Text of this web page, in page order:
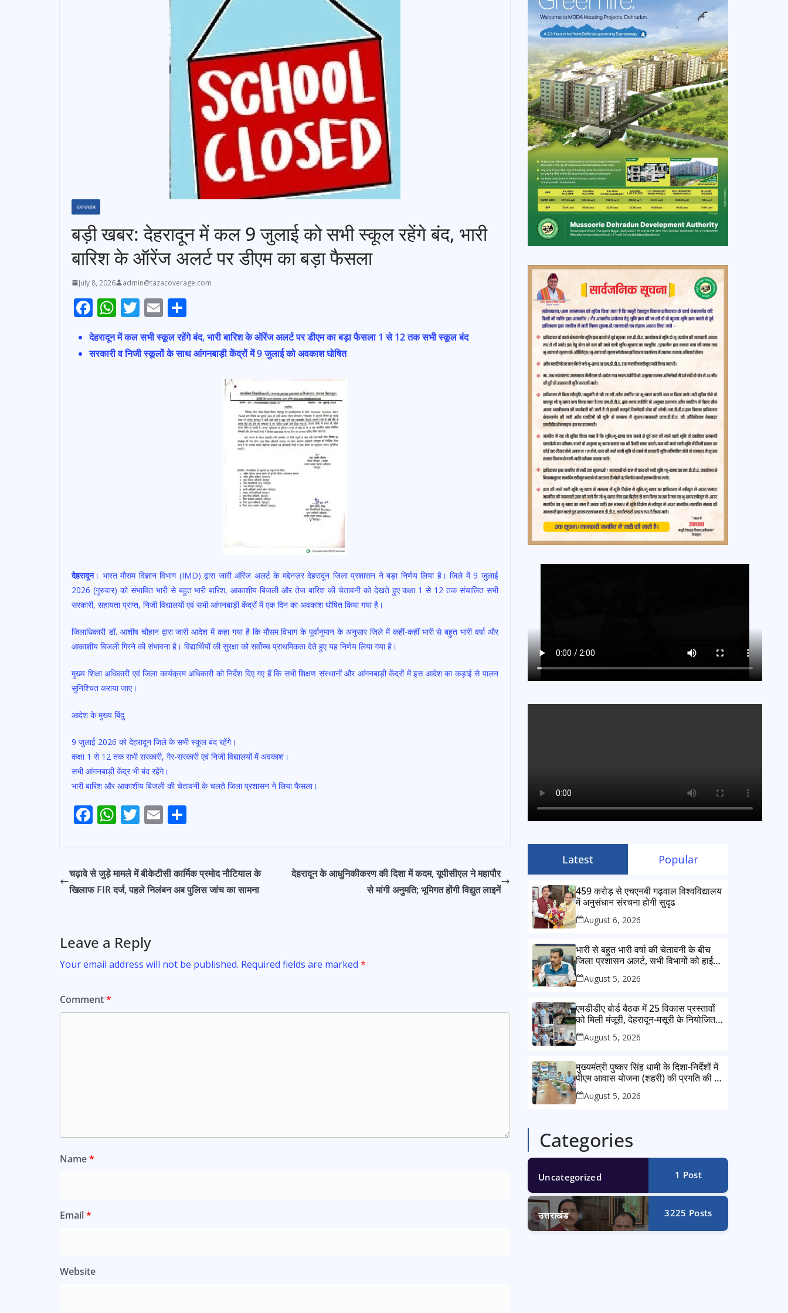
उत्तराखंड
बड़ी खबर: देहरादून में कल 9 जुलाई को सभी स्कूल रहेंगे बंद, भारी
बारिश के ऑरेंज अलर्ट पर डीएम का बड़ा फैसला
July 8, 2026 admin@tazacoverage.com
F
ac
e
b
W
h
at
s
T
w
itt
er
E
m
ai
l
h
ar
e
देहरादून में कल सभी स्कूल रहेंगे बंद, भारी बारिश के ऑरेंज अलर्ट पर डीएम का बड़ा फैसला 1 से 12 तक सभी स्कूल बंद
सरकारी व निजी स्कूलों के साथ आंगनबाड़ी केंद्रों में 9 जुलाई को अवकाश घोषित
देहरादून। भारत मौसम विज्ञान विभाग (IMD) द्वारा जारी ऑरेंज अलर्ट के मद्देनज़र देहरादून जिला प्रशासन ने बड़ा निर्णय लिया है। जिले में 9 जुलाई
2026 (गुरुवार) को संभावित भारी से बहुत भारी बारिश, आकाशीय बिजली और तेज बारिश की चेतावनी को देखते हुए कक्षा 1 से 12 तक संचालित सभी
सरकारी, सहायता प्राप्त, निजी विद्यालयों एवं सभी आंगनबाड़ी केंद्रों में एक दिन का अवकाश घोषित किया गया है।
जिलाधिकारी डॉ. आशीष चौहान द्वारा जारी आदेश में कहा गया है कि मौसम विभाग के पूर्वानुमान के अनुसार जिले में कहीं-कहीं भारी से बहुत भारी वर्षा और
आकाशीय बिजली गिरने की संभावना है। विद्यार्थियों की सुरक्षा को सर्वोच्च प्राथमिकता देते हुए यह निर्णय लिया गया है।
मुख्य शिक्षा अधिकारी एवं जिला कार्यक्रम अधिकारी को निर्देश दिए गए हैं कि सभी शिक्षण संस्थानों और आंगनबाड़ी केंद्रों में इस आदेश का कड़ाई से पालन
सुनिश्चित कराया जाए।
आदेश के मुख्य बिंदु
9 जुलाई 2026 को देहरादून जिले के सभी स्कूल बंद रहेंगे।
कक्षा 1 से 12 तक सभी सरकारी, गैर-सरकारी एवं निजी विद्यालयों में अवकाश।
सभी आंगनबाड़ी केंद्र भी बंद रहेंगे।
भारी बारिश और आकाशीय बिजली की चेतावनी के चलते जिला प्रशासन ने लिया फैसला।
Post
F
b
o
W
s
A
T
er
E
l e
चढ़ावे से जुड़े मामले में बीकेटीसी कार्मिक प्रमोद नौटियाल के
खिलाफ FIR दर्ज, पहले निलंबन अब पुलिस जांच का सामना
देहरादून के आधुनिकीकरण की दिशा में कदम, यूपीसीएल ने महापौर
से मांगी अनुमति; भूमिगत होंगी विद्युत लाइनें
Leave a Reply
Your email address will not be published. Required fields are marked *
Comment*
Name*
Email*
Website
Latest Popular
459 करोड़ से एचएनबी गढ़वाल विश्वविद्यालय
में अनुसंधान संरचना होगी सुदृढ
August 6, 2026
भारी से बहुत भारी वर्षा की चेतावनी के बीच
जिला प्रशासन अलर्ट, सभी विभागों को हाई
अलर्ट पर रहने के निर्देश
August 5, 2026
एमडीडीए बोर्ड बैठक में 25 विकास प्रस्तावों
को मिली मंजूरी, देहरादून-मसूरी के नियोजित
विकास को मिलेगी रफ्तार
August 5, 2026
मुख्यमंत्री पुष्कर सिंह धामी के दिशा-निर्देशों में
पीएम आवास योजना (शहरी) की प्रगति की हुई
समीक्षा
August 5, 2026
Categories
Uncategorized 1 Post
उत्तराखंड 3225 Posts